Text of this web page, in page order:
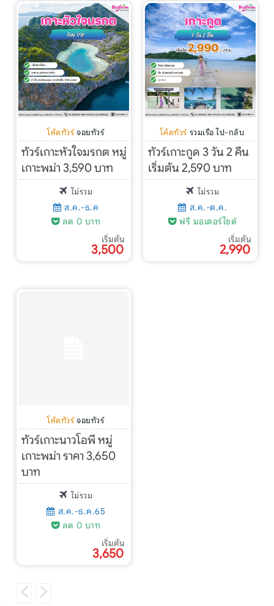
โค้ดทัวร์ จอยทัวร์
ทัวร์เกาะหัวใจมรกต หมู่
เกาะพม่า 3,590 บาท
ไม่รวม
ส.ค.-ธ.ค
ลด 0 บาท
เริ่มต้น
3,500
โค้ดทัวร์ รวมเรือ ไป-กลับ
ทัวร์เกาะกูด 3 วัน 2 คืน
เริ่มต้น 2,590 บาท
ไม่รวม
ส.ค.-ต.ค.
ฟรี มอเตอร์ไซต์
เริ่มต้น
2,990
โค้ดทัวร์ จอยทัวร์
ทัวร์เกาะนาวโอพี หมู่
เกาะพม่า ราคา 3,650
บาท
ไม่รวม
ส.ค.-ธ.ค.65
ลด 0 บาท
เริ่มต้น
3,650